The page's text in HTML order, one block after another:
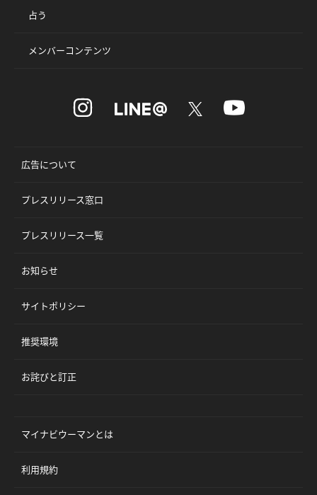
占う
メンバーコンテンツ
広告について
プレスリリース窓口
プレスリリース一覧
お知らせ
サイトポリシー
推奨環境
お詫びと訂正
マイナビウーマンとは
利用規約